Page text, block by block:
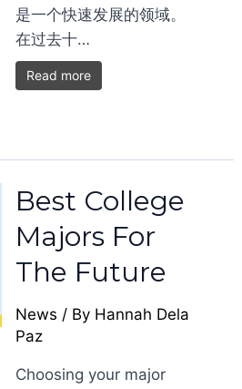
是一个快速发展的领域。
在过去十…
Read more
Best College
Majors For
The Future
News / By Hannah Dela
Paz
Choosing your major